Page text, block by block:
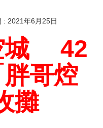
2021年6月25日
城 42
哥焢
攤